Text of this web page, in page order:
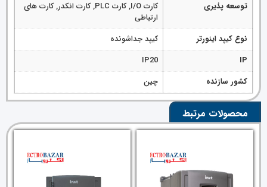
توسعه پذیری
کارت I/O, کارت PLC, کارت انکدر, کارت های
ارتباطی
نوع کیپد اینورتر
کیپد جداشونده
IP
IP20
کشور سازنده
چین
محصولات مرتبط